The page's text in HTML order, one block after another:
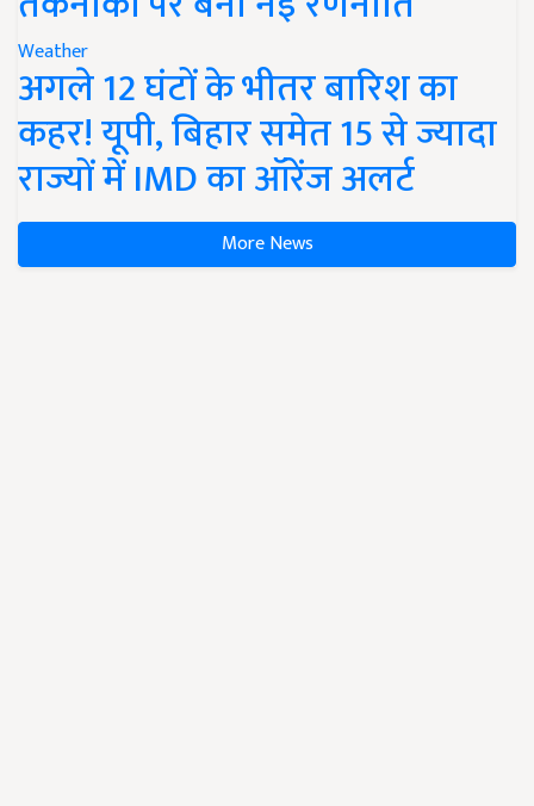
Weather
अगले 12 घंटों के भीतर बारिश का
कहर! यूपी, बिहार समेत 15 से ज्यादा
राज्यों में IMD का ऑरेंज अलर्ट
More News